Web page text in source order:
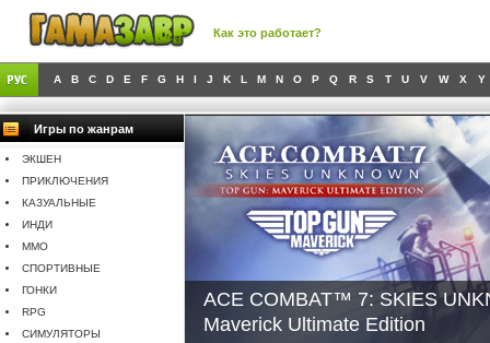
Как это работает?
A B C D E F G H I J K L M N O P Q R S T U V W X Y
Игры по жанрам
ЭКШЕН
ПРИКЛЮЧЕНИЯ
КАЗУАЛЬНЫЕ
ИНДИ
MMO
СПОРТИВНЫЕ
ГОНКИ
RPG
СИМУЛЯТОРЫ
ACE COMBAT™ 7: SKIES
Maverick Ultimate Edition